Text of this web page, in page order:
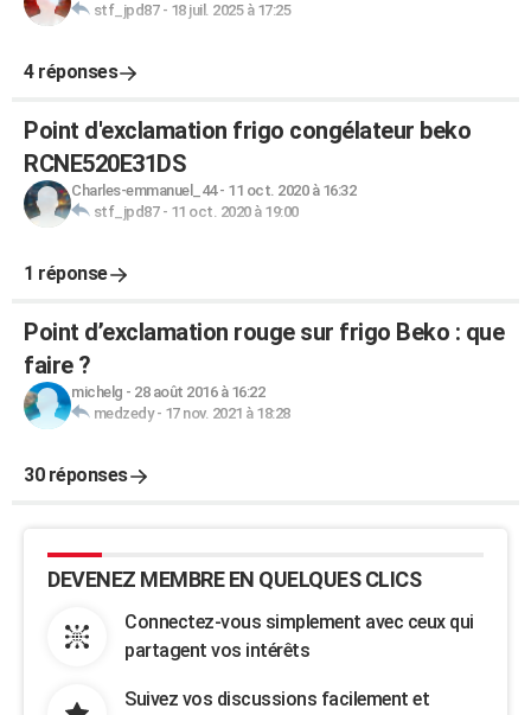
stf_jpd87- 18 juil. 2025 à 17:25
4 réponses
Point d'exclamation frigo congélateur beko
RCNE520E31DS
Charles-emmanuel_44- 11 oct. 2020 à 16:32
stf_jpd87- 11 oct. 2020 à 19:00
1 réponse
Point d’exclamation rouge sur frigo Beko : que
faire ?
michelg - 28 août 2016 à 16:22
medzedy- 17 nov. 2021 à 18:28
30 réponses
DEVENEZ MEMBRE EN QUELQUES CLICS
Connectez-vous simplement avec ceux qui
partagent vos intérêts
Suivez vos discussions facilement et